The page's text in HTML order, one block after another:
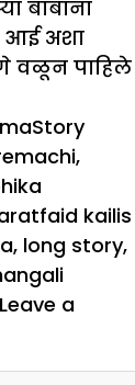
बाबांना
आई अशा
वळून पाहिले
StoryTags
,
kailis
, long story,
Leave a